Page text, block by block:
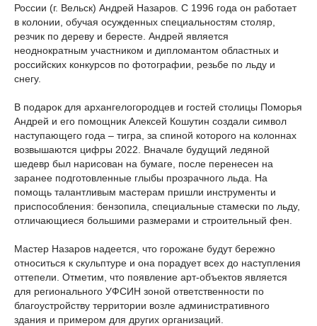
России (г. Вельск) Андрей Назаров. С 1996 года он работает
в колонии, обучая осужденных специальностям столяр,
резчик по дереву и бересте. Андрей является
неоднократным участником и дипломантом областных и
российских конкурсов по фотографии, резьбе по льду и
снегу.
В подарок для архангелогородцев и гостей столицы Поморья
Андрей и его помощник Алексей Кошутин создали символ
наступающего года – тигра, за спиной которого на колоннах
возвышаются цифры 2022. Вначале будущий ледяной
шедевр был нарисован на бумаге, после перенесен на
заранее подготовленные глыбы прозрачного льда. На
помощь талантливым мастерам пришли инструменты и
приспособления: бензопила, специальные стамески по льду,
отличающиеся большими размерами и строительный фен.
Мастер Назаров надеется, что горожане будут бережно
относиться к скульптуре и она порадует всех до наступления
оттепели. Отметим, что появление арт-объектов является
для регионального УФСИН зоной ответственности по
благоустройству территории возле административного
здания и примером для других организаций.